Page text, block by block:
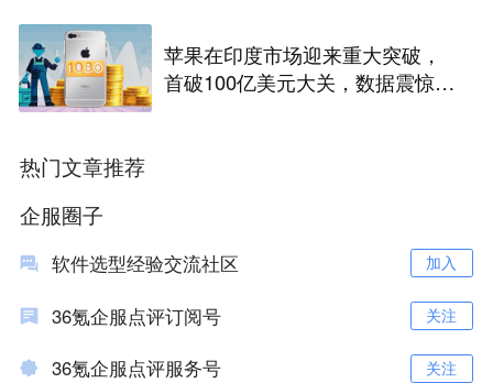
苹果在印度市场迎来重大突破，
首破100亿美元大关，数据震惊世
热门文章推荐
企服圈子
软件选型经验交流社区 加入
36氪企服点评订阅号 关注
36氪企服点评服务号 关注